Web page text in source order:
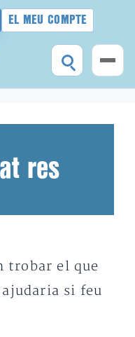
EL MEU COMPTE
res
trobar el que
si feu